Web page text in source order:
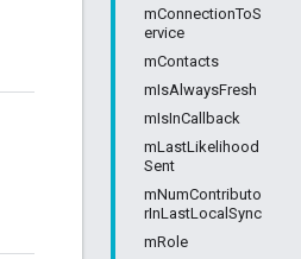
mConnectionToS
ervice
mContacts
mIsAlwaysFresh
mIsInCallback
mLastLikelihood
Sent
mNumContributo
rInLastLocalSync
mRole